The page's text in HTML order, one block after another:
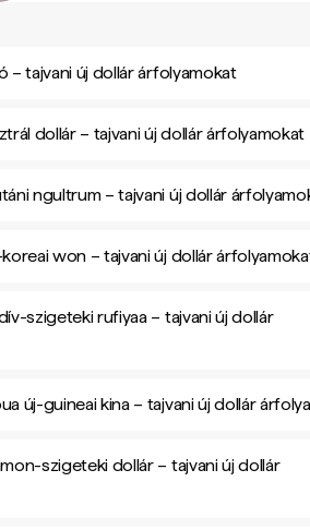
– tajvani új dollár árfolyamokat
dollár – tajvani új dollár árfolyamokat
ngultrum – tajvani új dollár
won – tajvani új dollár
szigeteki rufiyaa – tajvani új dollár
új-guineai kina – tajvani új dollár
szigeteki dollár – tajvani új dollár